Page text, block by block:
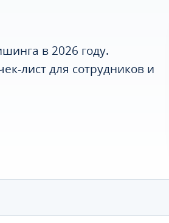
в 2026 году.
лист для сотрудников и